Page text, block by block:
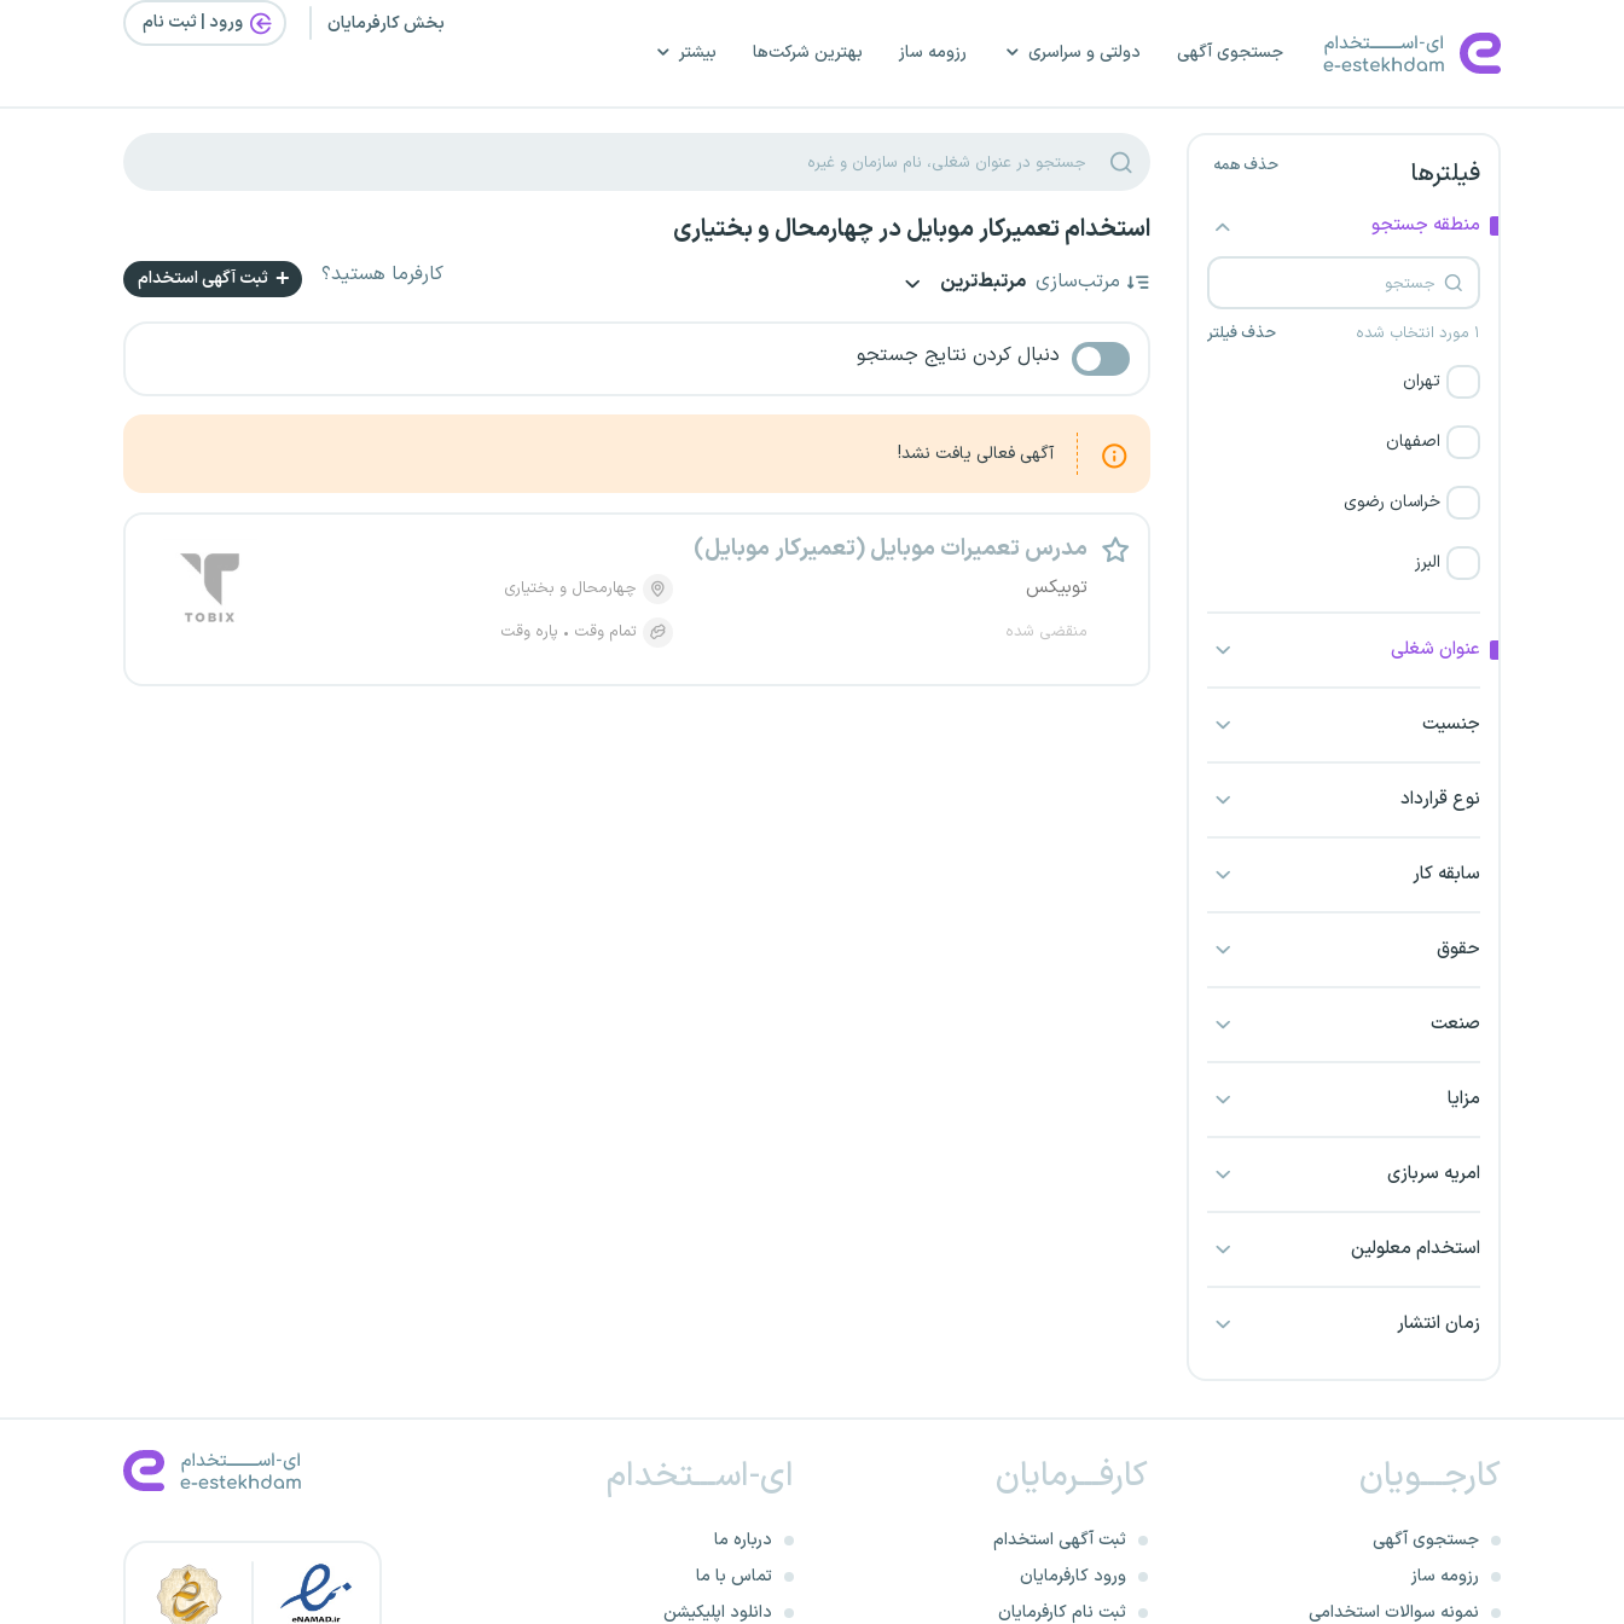
جستجوی آگهی دولتی و سراسری رزومه ساز بهترین شرکت‌ها بیشتر
بخش کارفرمایان ورود | ثبت‌ نام
فیلترها حذف همه
منطقه جستجو
۱ مورد انتخاب شده حذف فیلتر
تهران
اصفهان
خراسان رضوی
البرز
اراک
اردبیل
بندرعباس
خراسان شمالی
خرم آباد
خوزستان
عنوان شغلی
جنسیت
نوع قرارداد
سابقه کار
حقوق
صنعت
مزایا
امریه سربازی
استخدام معلولین
زمان انتشار
استخدام تعمیرکار موبایل در چهارمحال و بختیاری
مرتب‌سازی مرتبط‌ترین کارفرما هستید؟ ثبت آگهی استخدام
دنبال کردن نتایج جستجو
آگهی فعالی یافت نشد!
مدرس تعمیرات موبایل (تعمیرکار موبایل)
توبیکس
منقضی شده
چهارمحال و بختیاری
تمام وقت
پاره وقت
کارجـــویان
جستجوی آگهی
رزومه ساز
نمونه سوالات استخدامی
کارفـــرمایان
ثبت آگهی استخدام
ورود کارفرمایان
ثبت نام کارفرمایان
ای-اســـتخدام
درباره ما
تماس با ما
دانلود اپلیکیشن